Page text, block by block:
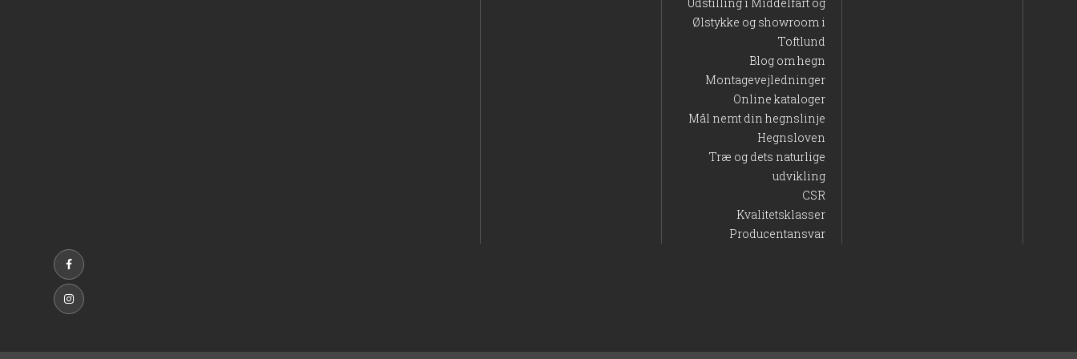
Ølstykke og showroom i
Toftlund
Blog om hegn
Montagevejledninger
Online kataloger
Mål nemt din hegnslinje
Hegnsloven
Træ og dets naturlige
udvikling
CSR
Kvalitetsklasser
Producentansvar